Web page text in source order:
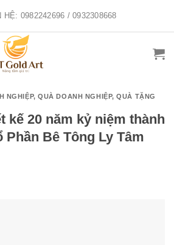
HỆ: 0982242696 / 0932308668
NGHIỆP,QUÀ DOANH NGHIỆP,QUÀ TẶNG
kế 20 năm kỷ niệm thành
Phần Bê Tông Ly Tâm